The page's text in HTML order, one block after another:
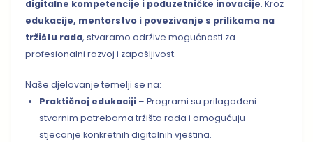
digitalne kompetencije i poduzetničke inovacije. Kroz
edukacije, mentorstvo i povezivanje s prilikama na
tržištu rada, stvaramo održive mogućnosti za
profesionalni razvoj i zapošljivost.
Naše djelovanje temelji se na:
Praktičnoj edukaciji – Programi su prilagođeni
stvarnim potrebama tržišta rada i omogućuju
stjecanje konkretnih digitalnih vještina.